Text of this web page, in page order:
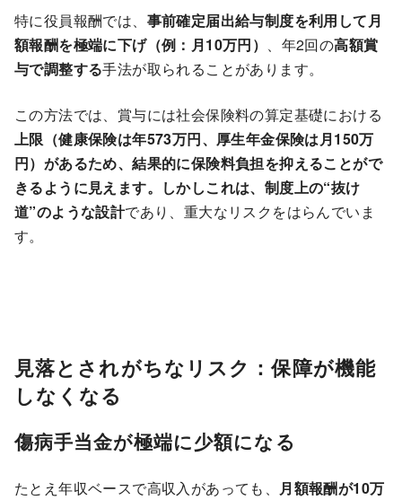
特に役員報酬では、 事前確定届出給与制度を利用して月
額報酬を極端に下げ（例：月10万円）
、年2回の高額賞
与で調整する手法が取られることがあります。
この方法では、賞与には社会保険料の算定基礎における
上限（健康保険は年573万円、厚生年金保険は月150万
円）があるため、結果的に保険料負担を抑えることがで
きるように見えます。しかしこれは、制度上の“抜け
道”のような設計であり、重大なリスクをはらんでいま
す。
見落とされがちなリスク：保障が機能
しなくなる
傷病手当金が極端に少額になる
たとえ年収ベースで高収入があっても、 月額報酬が10万